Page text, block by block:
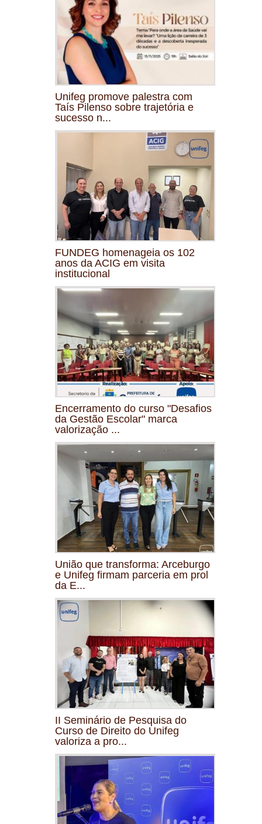
Unifeg promove palestra com
Taís Pilenso sobre trajetória e
sucesso n...
FUNDEG homenageia os 102
anos da ACIG em visita
institucional
Encerramento do curso "Desafios
da Gestão Escolar" marca
valorização ...
União que transforma: Arceburgo
e Unifeg firmam parceria em prol
da E...
II Seminário de Pesquisa do
Curso de Direito do Unifeg
valoriza a pro...